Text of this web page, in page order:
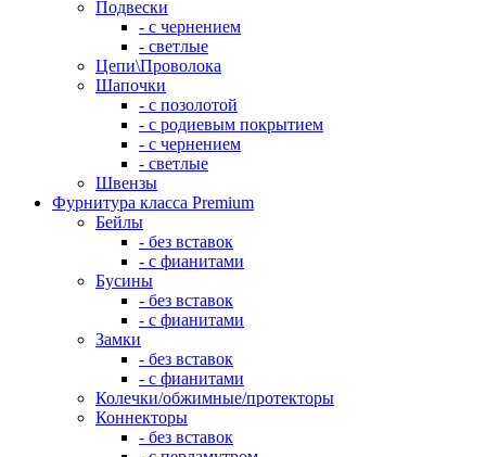
Подвески
- с чернением
- светлые
Цепи\Проволока
Шапочки
- с позолотой
- с родиевым покрытием
- с чернением
- светлые
Швензы
Фурнитура класса Premium
Бейлы
- без вставок
- с фианитами
Бусины
- без вставок
- с фианитами
Замки
- без вставок
- с фианитами
Колечки/обжимные/протекторы
Коннекторы
- без вставок